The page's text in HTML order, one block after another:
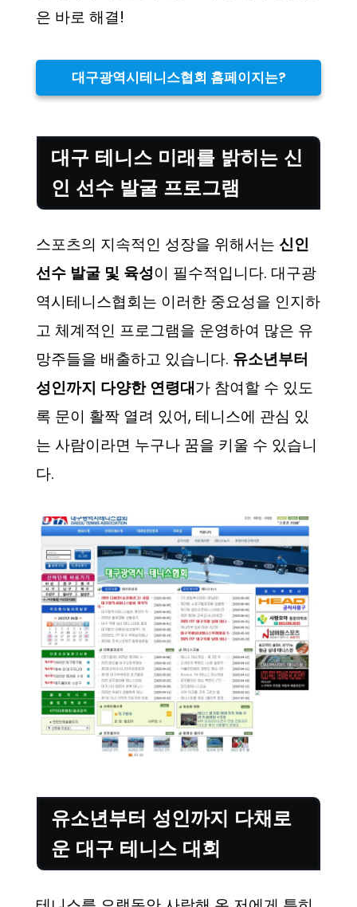
은 바로 해결!
대구광역시테니스협회 홈페이지는?
대구 테니스 미래를 밝히는 신
인 선수 발굴 프로그램
스포츠의 지속적인 성장을 위해서는 신인
선수 발굴 및 육성이 필수적입니다. 대구광
역시테니스협회는 이러한 중요성을 인지하
고 체계적인 프로그램을 운영하여 많은 유
망주들을 배출하고 있습니다. 유소년부터
성인까지 다양한 연령대가 참여할 수 있도
록 문이 활짝 열려 있어, 테니스에 관심 있
는 사람이라면 누구나 꿈을 키울 수 있습니
다.
유소년부터 성인까지 다채로
운 대구 테니스 대회